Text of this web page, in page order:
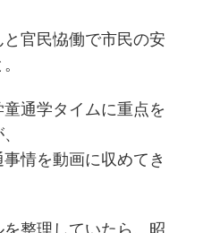
官民恊働で市民の安
通学タイムに重点を
情を動画に収めてき
整理していたら、昭